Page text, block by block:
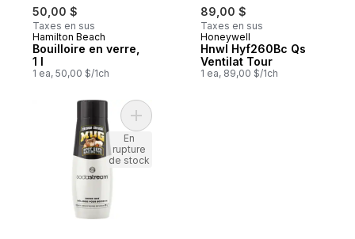
50,00 $
Taxes en sus
Hamilton Beach
Bouilloire en verre,
1 l
1 ea, 50,00 $/1ch
89,00 $
Taxes en sus
Honeywell
Hnwl Hyf260Bc Qs
Ventilat Tour
1 ea, 89,00 $/1ch
En
rupture
de stock